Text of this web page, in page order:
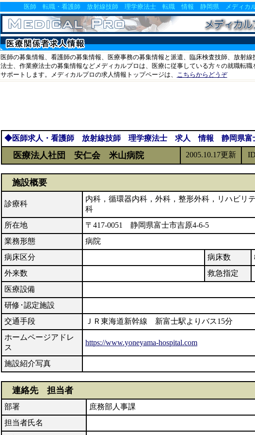
医師 転職・看護師 放射線技師 理学療法士 転職 情報 静岡県 メディカ
医師の募集情報、看護師の募集情報、医療事務の募集情報と派遣、臨床検査技師、放射線
法士、作業療法士の募集情報などメディカルプロは、医療に従事している方々の就職転職
サポートします。メディカルプロの求人情報トップページは、 こちらからどうぞ
◆医師求人・看護師 放射線技師 理学療法士 求人 情報 静岡県
医療法人社団 安仁会 米山病院 2005.10.17更新
施設概要
診療科
内科，循環器内科，外科，整形外科，リハビリ
科
所在地
〒417-0051 静岡県富士市吉原4-6-5
業務形態
病院
病床区分
病床数
外来数
救急指定
医療設備
研修･認定施設
交通手段
ＪＲ東海道新幹線 新富士駅よりバス15分
ホームページアドレ
ス
https://www.yoneyama-hospital.com
施設紹介写真
連絡先 担当者
部署
庶務部人事課
担当者氏名